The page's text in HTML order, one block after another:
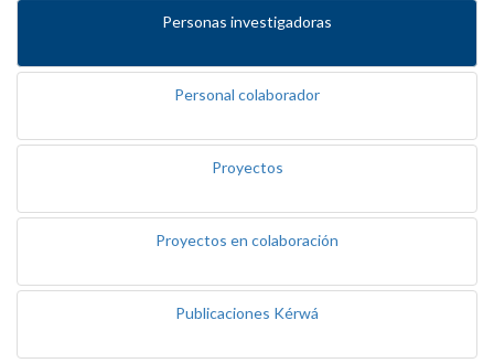
Personas investigadoras
Personal colaborador
Proyectos
Proyectos en colaboración
Publicaciones Kérwá